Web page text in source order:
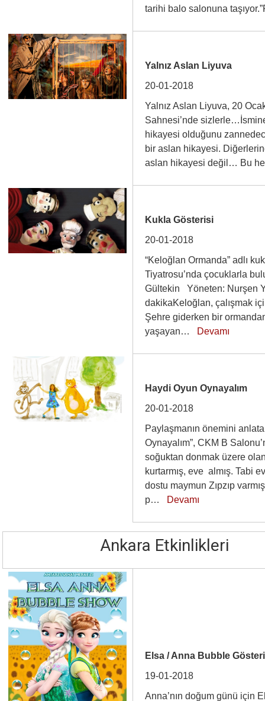
tarihi balo salonuna
Yalnız Aslan Liyuva
20-01-2018
Yalnız Aslan Liyuva, 20
Sahnesi’nde
hikayesi olduğunu
bir aslan hikayesi.
aslan hikayesi değil… Bu
Kukla Gösterisi
20-01-2018
“Keloğlan Ormanda” adlı
Tiyatrosu’nda çocuklarla
Gültekin Yöneten: Nurşen
dakikaKeloğlan, çalışmak
Şehre giderken bir
yaşayan… Devamı
Haydi Oyun Oynayalım
20-01-2018
Paylaşmanın önemini
Oynayalım”, CKM B
soğuktan donmak üzere
kurtarmış, eve almış. Tabi
dostu maymun Zıpzıp
p… Devamı
Ankara Etkinlikleri
Elsa / Anna Bubble
19-01-2018
Anna’nın doğum günü için